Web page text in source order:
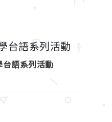
語系列活動